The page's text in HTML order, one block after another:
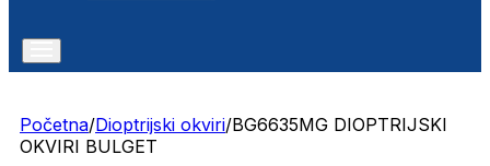
Početna/Dioptrijski okviri/BG6635MG DIOPTRIJSKI
OKVIRI BULGET